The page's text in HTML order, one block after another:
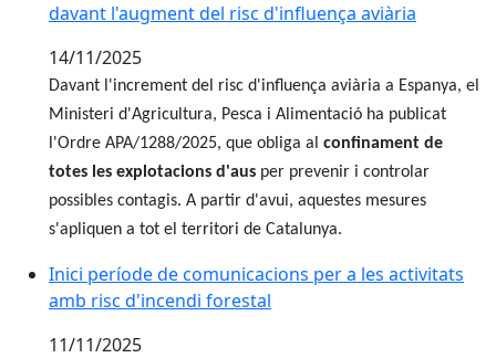
davant l'augment del risc d'influença aviària
14/11/2025
Davant l'increment del risc d'influença aviària a Espanya, el
Ministeri d'Agricultura, Pesca i Alimentació ha publicat
l'Ordre APA/1288/2025, que obliga al confinament de
totes les explotacions d'aus per prevenir i controlar
possibles contagis. A partir d'avui, aquestes mesures
s'apliquen a tot el territori de Catalunya.
Inici període de comunicacions per a les activitats
Inici període de comunicacions per a les activitats
amb risc d'incendi forestal
11/11/2025